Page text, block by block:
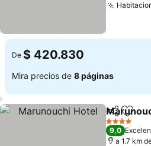
De $ 420.830
Mira precios de 8 páginas
Compartir
4 Estrellas
9,0
a 1.7 km